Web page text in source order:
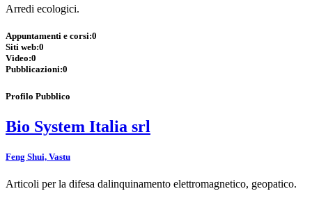
Arredi ecologici.
Appuntamenti e corsi:0
Siti web:0
Video:0
Pubblicazioni:0
Profilo Pubblico
Bio System Italia srl
Feng Shui, Vastu
Articoli per la difesa dalinquinamento elettromagnetico, geopatico.